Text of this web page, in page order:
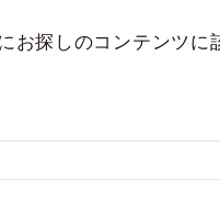
お探しのコンテンツ